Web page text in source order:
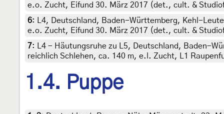
e.o. Zucht, Eifund 30. März 2017 (det., cult. &
6:
L4, Deutschland, Baden-Württemberg, Kehl-
e.o. Zucht, Eifund 30. März 2017 (det., cult. &
7:
L4 - Häutungsruhe zu L5, Deutschland, Baden-
reichlich Schlehen, ca. 140 m, e.l. Zucht, L1
1.4. Puppe